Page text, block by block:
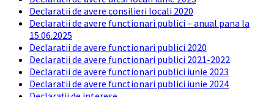
Declaratii de avere consilieri locali 2020
Declaratii de avere functionari publici – anual pana la
15.06.2025
Declaratii de avere functionari publici 2020
Declaratii de avere functionari publici 2021-2022
Declaratii de avere functionari publici iunie 2023
Declaratii de avere functionari publici iunie 2024